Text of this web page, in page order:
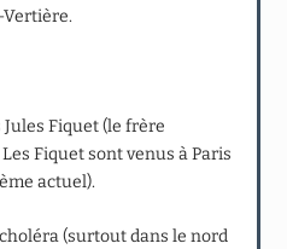
Jules Fiquet (le frère
Les Fiquet sont venus à Paris
ème actuel).
(surtout dans le nord